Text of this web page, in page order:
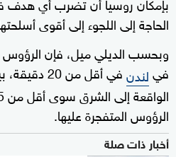
الحاجة إلى اللجوء إلى أقوى
وبحسب الديلي ميل، فإن
فيلندنفي أقل من 20 دقيقة، بينما لن يكون أمام
الرؤوس المتفجرة عليها.
أخبار ذات صلة